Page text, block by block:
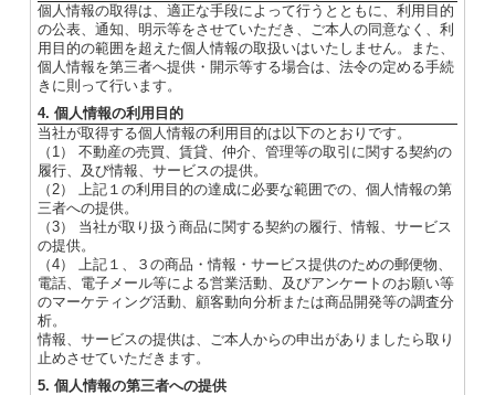
個人情報の取得は、適正な手段によって行うとともに、利用目的
の公表、通知、明示等をさせていただき、ご本人の同意なく、利
用目的の範囲を超えた個人情報の取扱いはいたしません。また、
個人情報を第三者へ提供・開示等する場合は、法令の定める手続
きに則って行います。
4. 個人情報の利用目的
当社が取得する個人情報の利用目的は以下のとおりです。
（1） 不動産の売買、賃貸、仲介、管理等の取引に関する契約の
履行、及び情報、サービスの提供。
（2） 上記１の利用目的の達成に必要な範囲での、個人情報の第
三者への提供。
（3） 当社が取り扱う商品に関する契約の履行、情報、サービス
の提供。
（4） 上記１、３の商品・情報・サービス提供のための郵便物、
電話、電子メール等による営業活動、及びアンケートのお願い等
のマーケティング活動、顧客動向分析または商品開発等の調査分
析。
情報、サービスの提供は、ご本人からの申出がありましたら取り
止めさせていただきます。
5. 個人情報の第三者への提供